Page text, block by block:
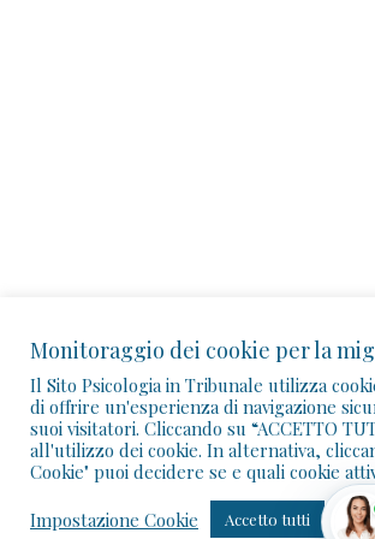
Monitoraggio dei cookie per la
Il Sito Psicologia in Tribunale utilizza
di offrire un'esperienza di navigazione
suoi visitatori. Cliccando su “ACCETTO
all'utilizzo dei cookie. In alternativa,
Cookie" puoi decidere se e quali cookie
Impostazione Cookie
Accetto tutti
📰 Articoli